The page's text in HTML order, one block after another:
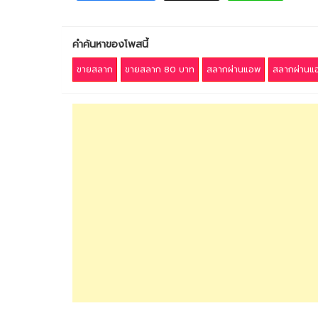
คำค้นหาของโพสนี้
ขายสลาก ขายสลาก 80 บาท สลากผ่านแอพ สลากผ่านแ